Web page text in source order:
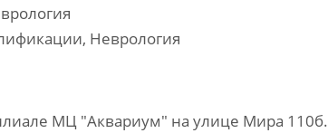
Неврология
МЦ "Аквариум" на улице Мира 110б.